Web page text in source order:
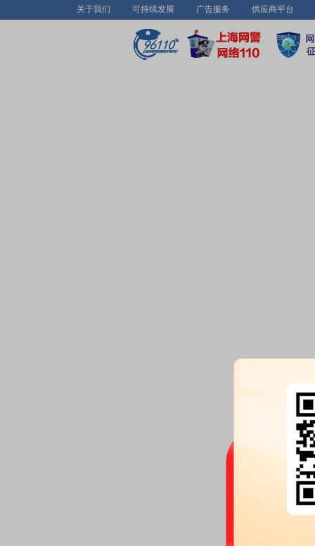
关于我们 可持续发展 广告服务 供应商平台